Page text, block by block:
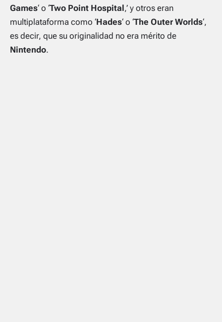
Games‘ o ‘Two Point Hospital,’ y otros eran
multiplataforma como ‘Hades‘ o ‘The Outer Worlds‘,
es decir, que su originalidad no era mérito de
Nintendo.